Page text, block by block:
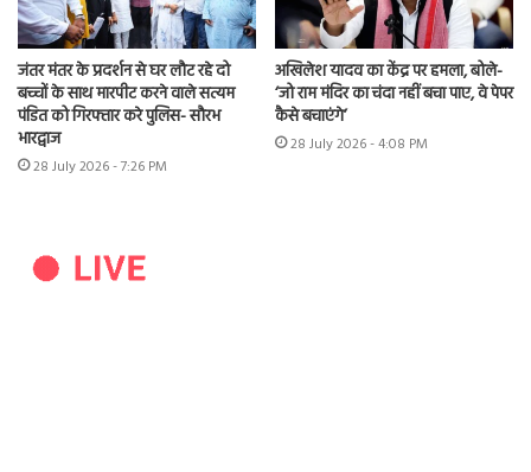
जंतर मंतर के प्रदर्शन से घर लौट रहे दो
बच्चों के साथ मारपीट करने वाले सत्यम
पंडित को गिरफ्तार करे पुलिस- सौरभ
भारद्वाज
28 July 2026 - 7:26 PM
अखिलेश यादव का केंद्र पर हमला, बोले-
‘जो राम मंदिर का चंदा नहीं बचा पाए, वे पेपर
कैसे बचाएंगे’
28 July 2026 - 4:08 PM